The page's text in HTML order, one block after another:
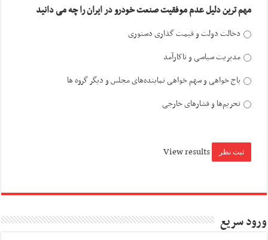
مهم ترین دلیل عدم موفقیت صنعت خودرو در ایران را چه می دانید
دخالت دولت و قیمت گذاری دستوری
مدیریت سیاسی و ناکارآمد
باج خواهی و سهم خواهی نماینده‌های مجلس و دیگر گروه ها
تحریم‌ها و فشارهای خارجی
View results
ورود سریع